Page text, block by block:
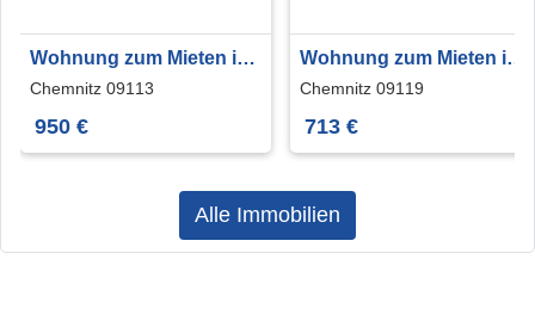
Wohnung zum Mieten in
Chemnitz 950 € 112 m²
Chemnitz 09113
950 €
Wohnung zum Mieten in
Chemnitz 713 € 95 m²
Chemnitz 09119
713 €
Alle Immobilien